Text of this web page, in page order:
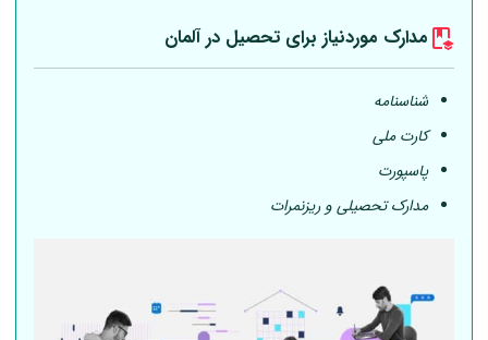
مدارک موردنیاز برای تحصیل درآلمان
شناسنامه
کارت ملی
پاسپورت
مدارک تحصیلی و ریزنمرات